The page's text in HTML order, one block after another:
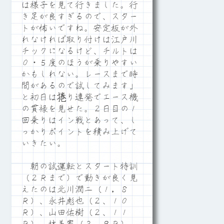
は様子を見て行きました。行
き足が良すぎるので、スター
トが怖いですね。安定板が外
れなければ取り付けは江戸川
チックになるけど、チルトは
０・５度のほうが乗りやすい
かもしれない。レースまで時
間があるので試してみます」
と初日は捲り連発でエース機
の貫禄を見せた。２日目の１
回乗りはイン戦とあって、し
っかりポイントを積み上げて
いきたい。
朝の試運転とスタート特訓
（２Ｒまで）で動きが良く見
えたのは北川潤二（１，８
Ｒ）、永井彪也（２、１０
Ｒ）、山田佑樹（２、１１